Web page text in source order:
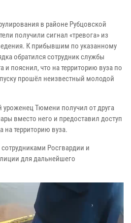
в районе Рубцовской
получили сигнал «тревога» из
К прибывшим по указанному
обратился сотрудник службы
и пояснил, что на территорию вуза по
прошёл неизвестный молодой
уроженец Тюмени получил от друга
вместо него и предоставил доступ
на территорию вуза.
Росгвардии и
для дальнейшего